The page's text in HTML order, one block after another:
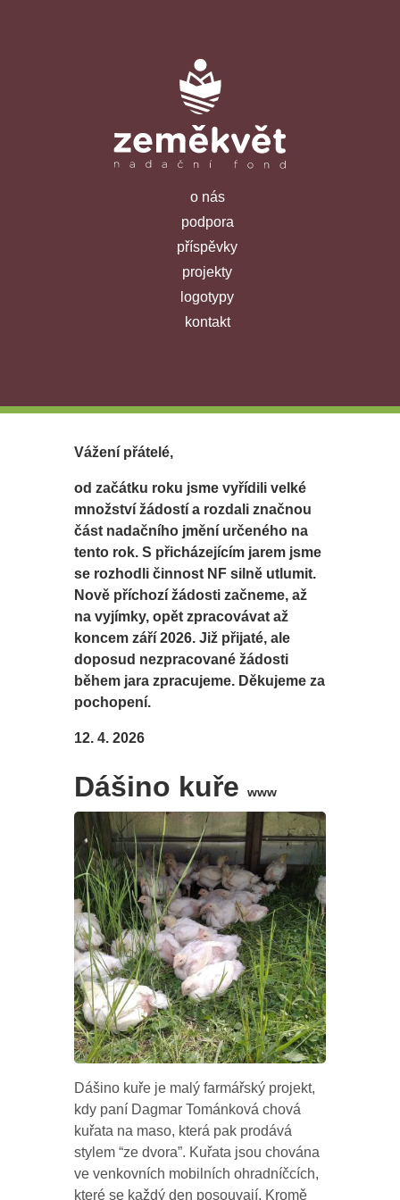
o nás
podpora
příspěvky
projekty
logotypy
kontakt
Vážení přátelé,
od začátku roku jsme vyřídili velké
množství žádostí a rozdali značnou
část nadačního jmění určeného na
tento rok. S přicházejícím jarem jsme
se rozhodli činnost NF silně utlumit.
Nově příchozí žádosti začneme, až
na vyjímky, opět zpracovávat až
koncem září 2026. Již přijaté, ale
doposud nezpracované žádosti
během jara zpracujeme. Děkujeme za
pochopení.
12. 4. 2026
Dášino kuřewww
Dášino kuře je malý farmářský projekt,
kdy paní Dagmar Tománková chová
kuřata na maso, která pak prodává
stylem “ze dvora”. Kuřata jsou chována
ve venkovních mobilních ohradníčcích,
které se každý den posouvají. Kromě